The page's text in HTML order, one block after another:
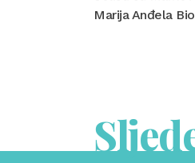
Marija Anđela